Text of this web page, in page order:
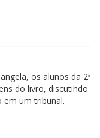
os alunos da 2ª
do livro, discutindo
em um tribunal.